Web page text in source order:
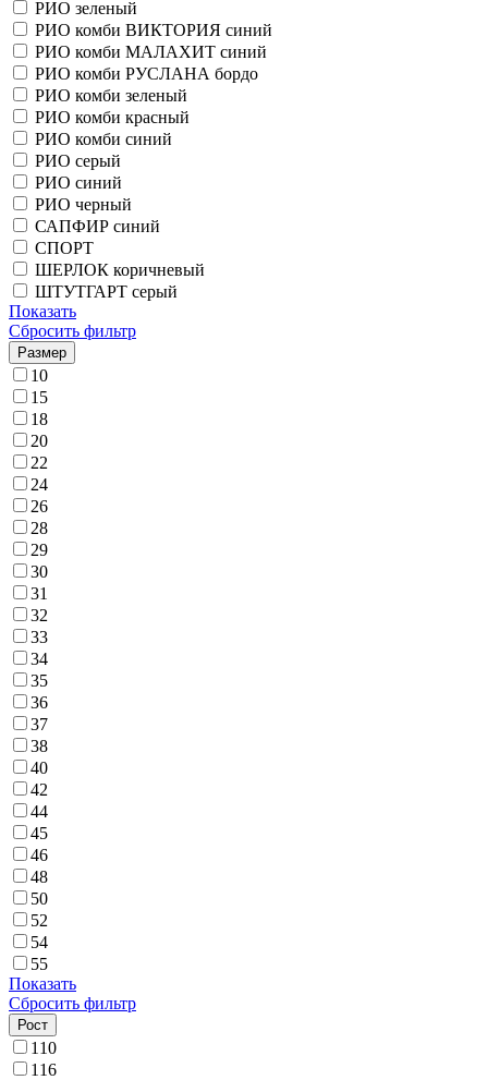
РИО зеленый
РИО комби ВИКТОРИЯ синий
РИО комби МАЛАХИТ синий
РИО комби РУСЛАНА бордо
РИО комби зеленый
РИО комби красный
РИО комби синий
РИО серый
РИО синий
РИО черный
САПФИР синий
СПОРТ
ШЕРЛОК коричневый
ШТУТГАРТ серый
Показать
Сбросить фильтр
Размер
10
15
18
20
22
24
26
28
29
30
31
32
33
34
35
36
37
38
40
42
44
45
46
48
50
52
54
55
Показать
Сбросить фильтр
Рост
110
116